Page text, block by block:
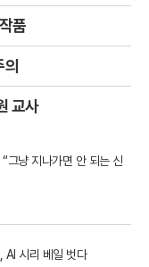
품
교사
그냥 지나가면 안 되는 신
시리 베일 벗다